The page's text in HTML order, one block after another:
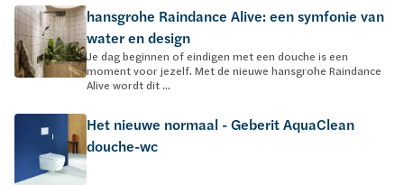
hansgrohe Raindance Alive: een symfonie van
water en design
Je dag beginnen of eindigen met een douche is een
moment voor jezelf. Met de nieuwe hansgrohe Raindance
Alive wordt dit ...
Het nieuwe normaal - Geberit AquaClean
douche-wc